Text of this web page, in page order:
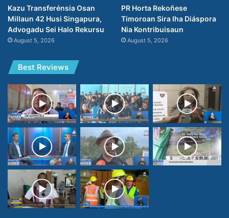
Kazu Transferénsia Osan
Millaun 42 Husi Singapura,
Advogadu Sei Halo Rekursu
August 5, 2026
PR Horta Rekoñese
Timoroan Sira Iha Diáspora
Nia Kontribuisaun
August 5, 2026
Best Reviews